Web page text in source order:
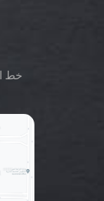
خط